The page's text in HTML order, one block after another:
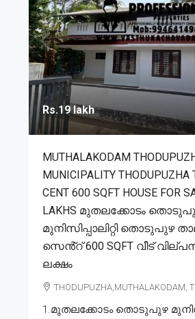
Rs.19 lakh
MUTHALAKODAM
MUNICIPALITY THODUPUZHA
CENT 600 SQFT HOUSE FOR
LAKHS മുതലക്കോടം
മുനിസിപ്പാലിറ്റി തൊടുപുഴ
സെൻ്റ് 600 SQFT വീട്
ലക്ഷം
THODUPUZHA,MUTHALAKODAM,
1.മുതലക്കോടം തൊടുപുഴ